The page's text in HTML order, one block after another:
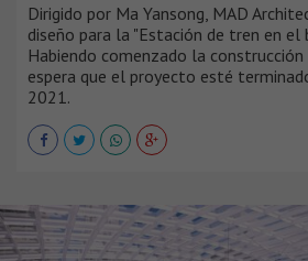
Dirigido por Ma Yansong, MAD
diseño para la "Estación de tren en el
Habiendo comenzado la
espera que el proyecto esté
2021.